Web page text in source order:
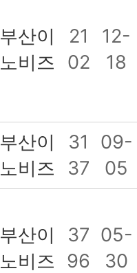
부산이
노비즈
21
02
12-
18
부산이
노비즈
31
37
09-
05
부산이
노비즈
37
96
05-
30